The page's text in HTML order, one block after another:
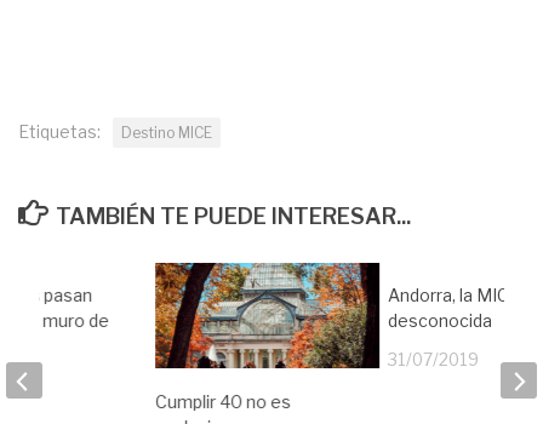
Etiquetas: Destino MICE
TAMBIÉN TE PUEDE INTERESAR...
Cumplir 40 no es
Andorra, la MICE
desconocida
31/07/2019
pasan
del muro de